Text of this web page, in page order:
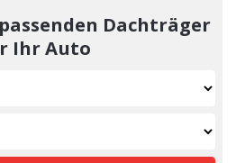
Dachträger
Ihr Auto